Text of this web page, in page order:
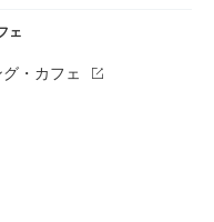
ェ
・カフェ